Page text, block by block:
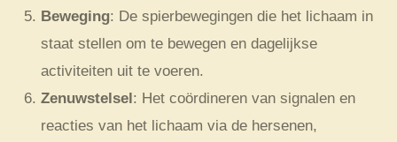
Beweging: De spierbewegingen die het lichaam in
staat stellen om te bewegen en dagelijkse
activiteiten uit te voeren.
Zenuwstelsel: Het coördineren van signalen en
reacties van het lichaam via de hersenen,